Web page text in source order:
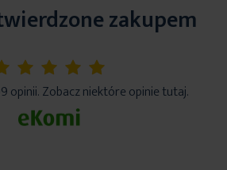
zakupem
5%
opinii. Zobacz niektóre opinie tutaj.